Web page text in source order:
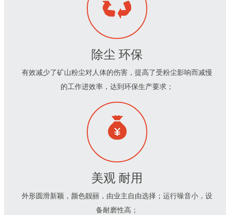
除尘 环保
有效减少了矿山粉尘对人体的伤害，提高了受粉尘影响而减慢
的工作进效率，达到环保生产要求；
美观 耐用
外形圆滑新颖，颜色靓丽，由业主自由选择；运行噪音小，设
备耐磨性高；